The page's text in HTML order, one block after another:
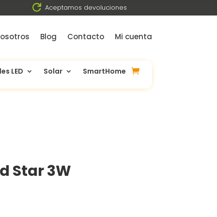
 Aceptamos devoluciones
Blog Contacto Mi cuenta
LED Solar SmartHome
Star 3W